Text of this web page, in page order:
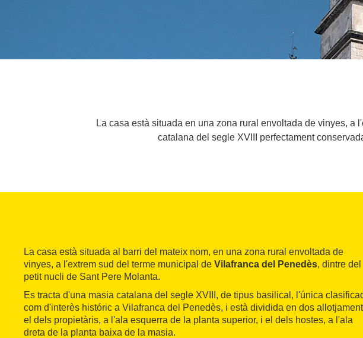
La casa està situada en una zona rural envoltada de vinyes,
catalana del segle XVIII perfectament
La casa està situada al barri del mateix nom, en una zona rural envoltada de
vinyes, a l'extrem sud del terme municipal de Vilafranca del Penedès, dintre del
petit nucli de Sant Pere Molanta.
Es tracta d'una masia catalana del segle XVIII, de tipus basilical, l'única
com d'interès históric a Vilafranca del Penedès, i està dividida en dos
el dels propietàris, a l'ala esquerra de la planta superior, i el dels hostes, a l'ala
dreta de la planta baixa de la masia.